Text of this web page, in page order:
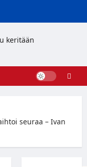
seuraa – Ivan